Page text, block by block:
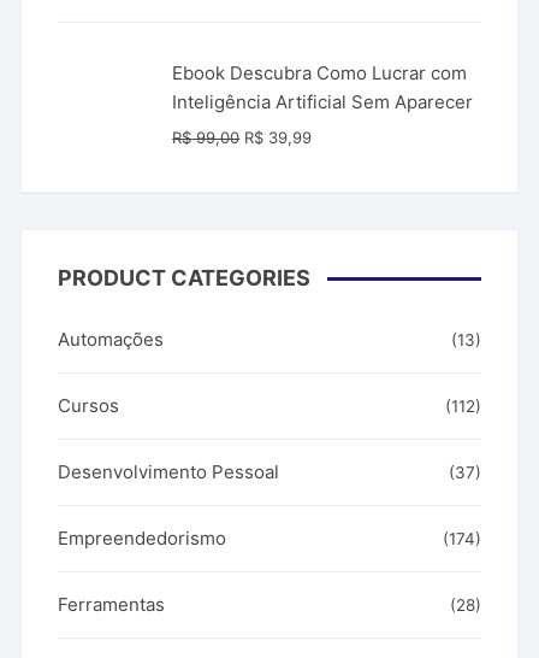
Ebook Descubra Como Lucrar com
Inteligência Artificial Sem Aparecer
R$99,00 O
R$ 39,99O
PRODUCT CATEGORIES
Automações (13)
Cursos (112)
Desenvolvimento Pessoal (37)
Empreendedorismo (174)
Ferramentas (28)